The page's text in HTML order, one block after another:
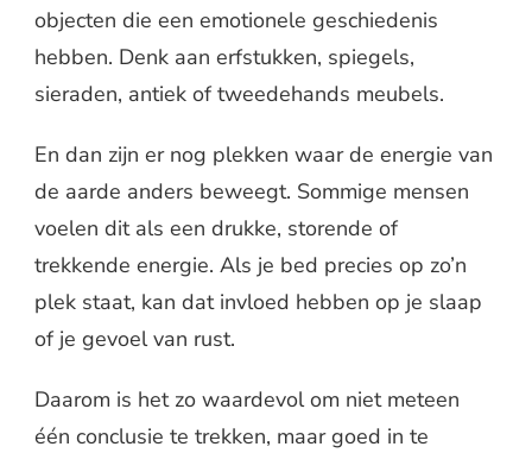
objecten die een emotionele geschiedenis
hebben. Denk aan erfstukken, spiegels,
sieraden, antiek of tweedehands meubels.
En dan zijn er nog plekken waar de energie van
de aarde anders beweegt. Sommige mensen
voelen dit als een drukke, storende of
trekkende energie. Als je bed precies op zo’n
plek staat, kan dat invloed hebben op je slaap
of je gevoel van rust.
Daarom is het zo waardevol om niet meteen
één conclusie te trekken, maar goed in te